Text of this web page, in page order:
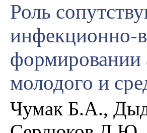
Роль
инфекционно-
формировании
молодого и
Чумак Б.А.,